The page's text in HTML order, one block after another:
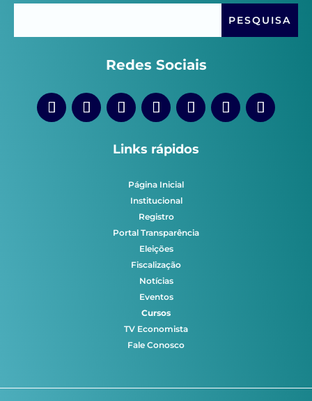
Redes Sociais
Links rápidos
Página Inicial
Institucional
Registro
Portal Transparência
Eleições
Fiscalização
Notícias
Eventos
Cursos
TV Economista
Fale Conosco